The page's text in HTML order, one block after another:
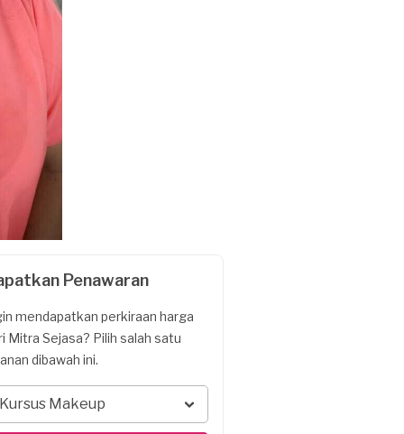
Penawaran
mendapatkan perkiraan harga
Mitra Sejasa? Pilih salah satu
dibawah ini.
Kursus Makeup